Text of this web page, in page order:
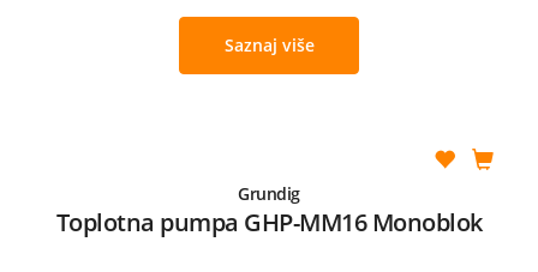
Saznaj više
Grundig
Toplotna pumpa GHP-MM16 Monoblok